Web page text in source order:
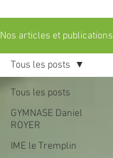
Nos articles et publications
Tous les posts
GYMNASE Daniel
ROYER
IME le Tremplin
Tous les posts